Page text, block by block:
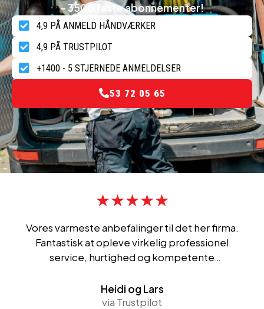
- 3500 faste abonnementer!
4,9 PÅ ANMELD HÅNDVÆRKER
4,9 PÅ TRUSTPILOT
+1400 - 5 STJERNEDE ANMELDELSER
53 72 05 65
★★★★★
Vores varmeste anbefalinger til det her firma.
Fantastisk at opleve virkelig professionel
service, hurtighed og kompetente
deres abonnementsordning kan i den grad
anbefales!
Heidi og Lars
via Trustpilot